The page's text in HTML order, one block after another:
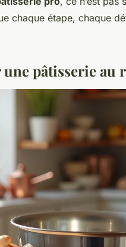
chaque étape, chaque
pâtisserie au